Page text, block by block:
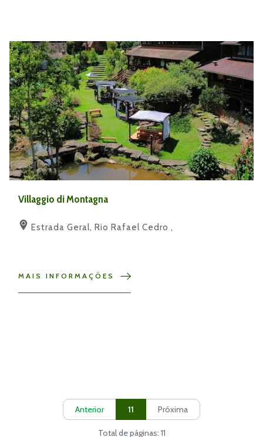
Villaggio di Montagna
Estrada Geral, Rio Rafael Cedro ,
MAIS INFORMAÇÕES
Anterior 11 Próxima
Total de páginas: 11